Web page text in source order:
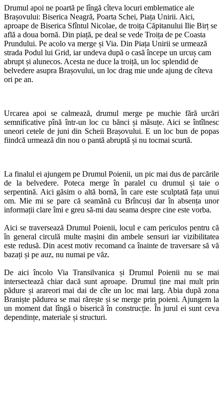
Drumul apoi ne poartă pe lîngă cîteva locuri emblematice ale
Brașovului: Biserica Neagră, Poarta Schei, Piața Unirii. Aici,
aproape de Biserica Sfîntul Nicolae, de troița Căpitanului Ilie Birț se
află a doua bornă. Din piață, pe deal se vede Troița de pe Coasta
Prundului. Pe acolo va merge și Via. Din Piața Unirii se urmează
strada Podul lui Grid, iar undeva după o casă începe un urcuș cam
abrupt și alunecos. Acesta ne duce la troiță, un loc splendid de
belvedere asupra Brașovului, un loc drag mie unde ajung de cîteva
ori pe an.
Urcarea apoi se calmează, drumul merge pe muchie fără urcări
semnificative pînă într-un loc cu bănci și măsuțe. Aici se întîlnesc
uneori cetele de juni din Scheii Brașovului. E un loc bun de popas
fiindcă urmează din nou o pantă abruptă și nu tocmai scurtă.
La finalul ei ajungem pe Drumul Poienii, un pic mai dus de parcările
de la belvedere. Poteca merge în paralel cu drumul și taie o
serpentină. Aici găsim o altă bornă, în care este sculptată fața unui
om. Mie mi se pare că seamănă cu Brîncuși dar în absența unor
informații clare îmi e greu să-mi dau seama despre cine este vorba.
Aici se traversează Drumul Poienii, locul e cam periculos pentru că
în general circulă multe mașini din ambele sensuri iar vizibilitatea
este redusă. Din acest motiv recomand ca înainte de traversare să vă
bazați și pe auz, nu numai pe văz.
De aici încolo Via Transilvanica și Drumul Poienii nu se mai
intersectează chiar dacă sunt aproape. Drumul ține mai mult prin
pădure și arareori mai dai de cîte un loc mai larg. Abia după zona
Braniște pădurea se mai rărește și se merge prin poieni. Ajungem la
un moment dat lîngă o biserică în construcție. În jurul ei sunt ceva
dependințe, materiale și structuri.